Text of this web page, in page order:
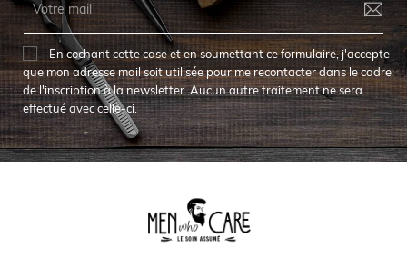
En cochant cette case et en soumettant ce formulaire, j'accepte
que mon adresse mail soit utilisée pour me recontacter dans le cadre
de l'inscription à la newsletter. Aucun autre traitement ne sera
effectué avec celle-ci.